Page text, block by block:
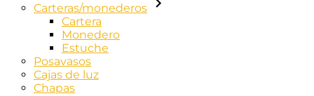
Carteras/monederos
Cartera
Monedero
Estuche
Posavasos
Cajas de luz
Chapas